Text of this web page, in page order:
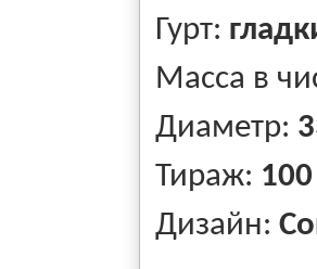
Гурт:
Масса в
Диаметр:
Тираж:
Дизайн: